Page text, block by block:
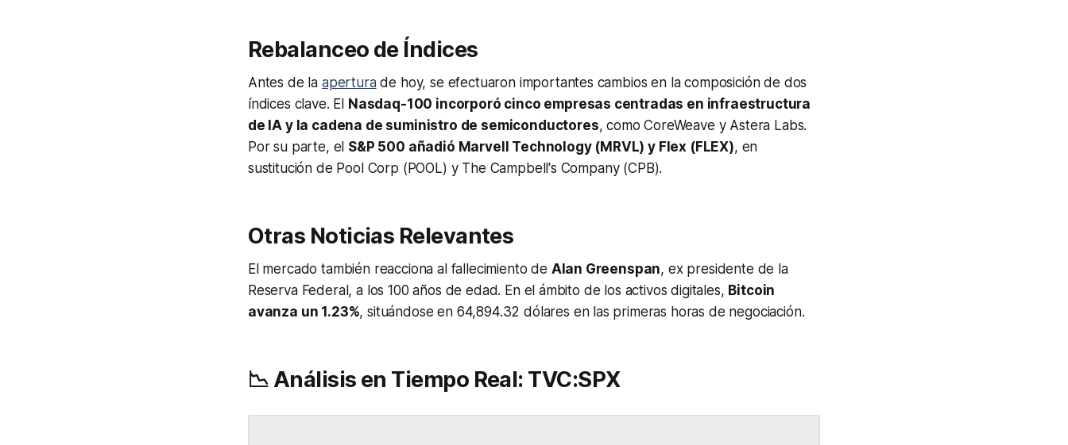
Rebalanceo de Índices
Antes de la aperturade hoy, se efectuaron importantes cambios en la composición de dos
índices clave. El Nasdaq-100 incorporó cinco empresas centradas en infraestructura
de IA y la cadena de suministro de semiconductores, como CoreWeave y Astera Labs.
Por su parte, el S&P 500 añadió Marvell Technology (MRVL) y Flex (FLEX), en
sustitución de Pool Corp (POOL) y The Campbell's Company (CPB).
Otras Noticias Relevantes
El mercado también reacciona al fallecimiento de Alan Greenspan, ex presidente de la
Reserva Federal, a los 100 años de edad. En el ámbito de los activos digitales, Bitcoin
avanza un 1.23%, situándose en 64,894.32 dólares en las primeras horas de negociación.
📉 Análisis en Tiempo Real: TVC:SPX